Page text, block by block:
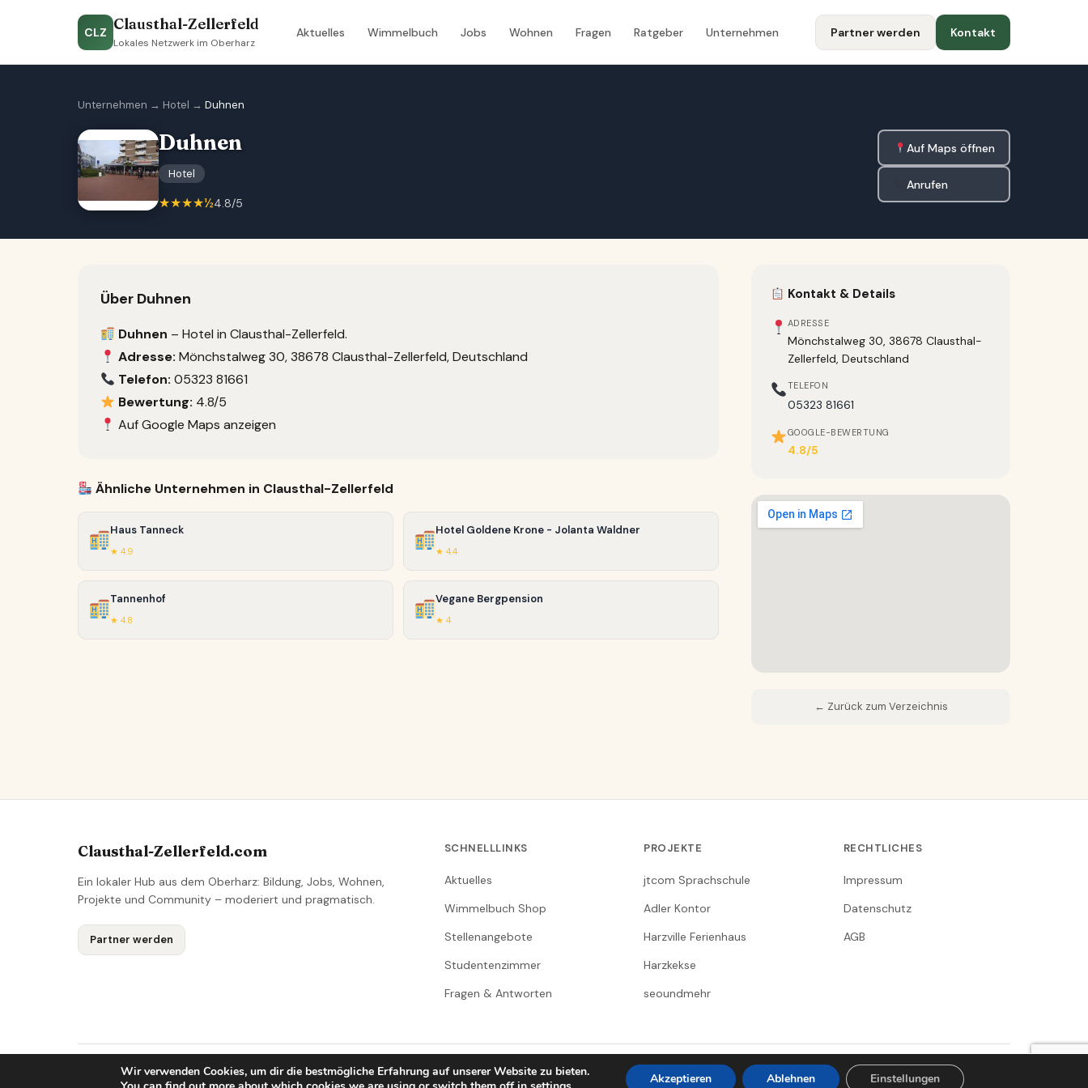
CLZ Clausthal-Zellerfeld
Lokales Netzwerk im Oberharz
Aktuelles Wimmelbuch Jobs Wohnen Fragen Ratgeber Unternehmen Partner werden Kontakt
Unternehmen → Hotel → Duhnen
Duhnen
Hotel
★★★★½4.8/5
Auf Maps öffnen
Anrufen
Über Duhnen
Duhnen – Hotel in Clausthal-Zellerfeld.
Adresse: Mönchstalweg 30, 38678 Clausthal-Zellerfeld, Deutschland
Telefon: 05323 81661
Bewertung: 4.8/5
Auf Google Maps anzeigen
Ähnliche Unternehmen in Clausthal-Zellerfeld
Haus Tanneck
★ 4.9
Hotel Goldene Krone - Jolanta Waldner
★ 4.4
Tannenhof
★ 4.8
Vegane Bergpension
★ 4
Kontakt & Details
ADRESSE
Mönchstalweg 30, 38678 Clausthal-
Zellerfeld, Deutschland
TELEFON
05323 81661
GOOGLE-BEWERTUNG
4.8/5
← Zurück zum Verzeichnis
Clausthal-Zellerfeld.com
Ein lokaler Hub aus dem Oberharz: Bildung, Jobs, Wohnen,
Projekte und Community – moderiert und pragmatisch.
Partner werden
SCHNELLLINKS
Aktuelles
Wimmelbuch Shop
Stellenangebote
Studentenzimmer
Fragen & Antworten
PROJEKTE
jtcom Sprachschule
Adler Kontor
Harzville Ferienhaus
Harzkekse
seoundmehr
RECHTLICHES
Impressum
Datenschutz
AGB
© 2026 Clausthal-Zellerfeld Lokales Netzwerk Clausthal-Zellerfeld in Gesichtern
Wir verwenden Cookies, um dir die bestmögliche Erfahrung auf unserer Website zu bieten.
Akzeptieren Ablehnen Einstellungen